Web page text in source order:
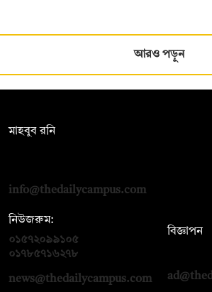
আরও পড়ুন
মাহবুব রনি
info@thedailycampus.com
নিউজরুম:
০১৫৭২০৯৯১০৫
০১৭৮৫৭১৬২৭৮
news@thedailycampus.com
বিজ্ঞাপন